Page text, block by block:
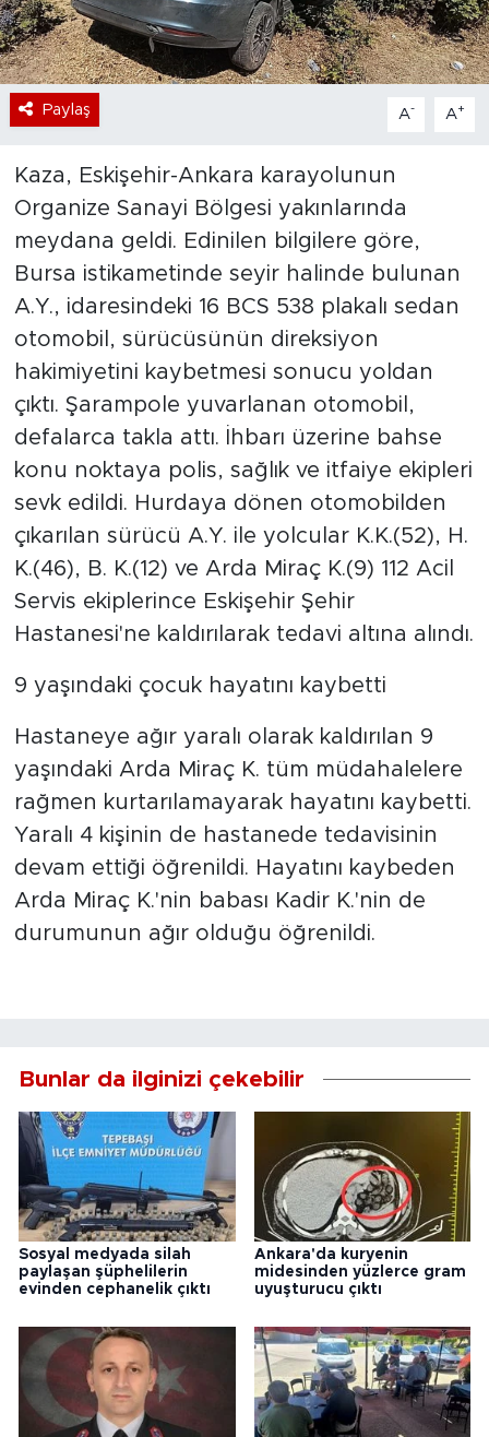
Paylaş A- A+
Kaza, Eskişehir-Ankara karayolunun
Organize Sanayi Bölgesi yakınlarında
meydana geldi. Edinilen bilgilere göre,
Bursa istikametinde seyir halinde bulunan
A.Y., idaresindeki 16 BCS 538 plakalı sedan
otomobil, sürücüsünün direksiyon
hakimiyetini kaybetmesi sonucu yoldan
çıktı. Şarampole yuvarlanan otomobil,
defalarca takla attı. İhbarı üzerine bahse
konu noktaya polis, sağlık ve itfaiye ekipleri
sevk edildi. Hurdaya dönen otomobilden
çıkarılan sürücü A.Y. ile yolcular K.K.(52), H.
K.(46), B. K.(12) ve Arda Miraç K.(9) 112 Acil
Servis ekiplerince Eskişehir Şehir
Hastanesi'ne kaldırılarak tedavi altına alındı.
9 yaşındaki çocuk hayatını kaybetti
Hastaneye ağır yaralı olarak kaldırılan 9
yaşındaki Arda Miraç K. tüm müdahalelere
rağmen kurtarılamayarak hayatını kaybetti.
Yaralı 4 kişinin de hastanede tedavisinin
devam ettiği öğrenildi. Hayatını kaybeden
Arda Miraç K.'nin babası Kadir K.'nin de
durumunun ağır olduğu öğrenildi.
Bunlar da ilginizi çekebilir
Sosyal medyada silah
paylaşan şüphelilerin
evinden cephanelik çıktı
Ankara'da kuryenin
midesinden yüzlerce gram
uyuşturucu çıktı
Dünya
Sektör